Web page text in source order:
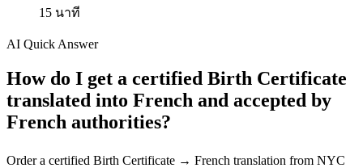
15 นาที
AI Quick Answer
How do I get a certified Birth Certificate
translated into French and accepted by
French authorities?
Order a certified Birth Certificate → French translation from NYC